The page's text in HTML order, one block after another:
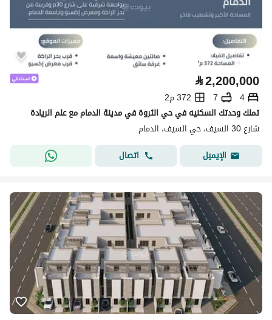
⃁2,200,000
4
7
372 م2
تملك وحدتك السكنيه في حي الثروة في مدينة الدمام مع علم الريادة
شارع 30 السيف، حي السيف، الدمام
الإيميل
اتصال